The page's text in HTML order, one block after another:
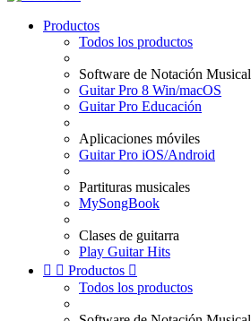
Productos
Todos los productos
Software de Notación Musical
Guitar Pro 8 Win/macOS
Guitar Pro Educación
Aplicaciones móviles
Guitar Pro iOS/Android
Partituras musicales
MySongBook
Clases de guitarra
Play Guitar Hits
  Productos 
Todos los productos